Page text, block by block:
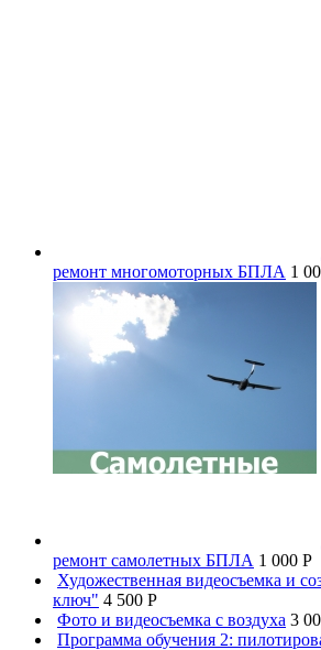
ремонт многомоторных БПЛА 1
ремонт самолетных БПЛА 1 000 P
Художественная видеосъемка и
ключ" 4 500 P
Фото и видеосъемка с воздуха 3
Программа обучения 2: